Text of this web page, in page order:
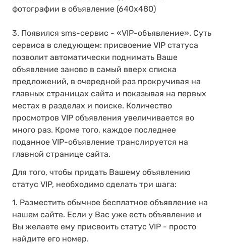
фотографии в объявление (640х480)
3. Появился sms-сервис - «VIP-объявление». Суть
сервиса в следующем: присвоение VIP статуса
позволит автоматически поднимать Ваше
объявление заново в самый вверх списка
предложений, в очередной раз прокручивая на
главных страницах сайта и показывая на первых
местах в разделах и поиске. Количество
просмотров VIP объявления увеличивается во
много раз. Кроме того, каждое последнее
поданное VIP-объявление транслируется на
главной странице сайта.
Для того, чтобы придать Вашему объявлению
статус VIP, необходимо сделать три шага:
1. Разместить обычное бесплатное объявление на
нашем сайте. Если у Вас уже есть объявление и
Вы желаете ему присвоить статус VIP - просто
найдите его номер.